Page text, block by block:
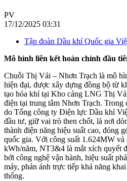
PV
17/12/2025 03:31
Tập đoàn Dầu khí Quốc gia
Mô hình liên kết hoàn chỉnh đầu
Chuỗi Thị Vải – Nhơn Trạch là mô
hiện đại, được xây dựng đồng bộ từ
tạo hóa khí tại Kho cảng LNG Thị
điện tại trung tâm Nhơn Trạch.
do Tổng công ty Điện lực Dầu khí
đầu tư, giữ vai trò then chốt, là nơi
thành điện năng hiệu suất cao, đóng
quốc gia. Với công suất 1.624MW
kWh/năm, NT3&4 là mắt xích quyết
bởi công nghệ vận hành, hiệu suất
máy, phản ánh trực tiếp khả năng
thống.